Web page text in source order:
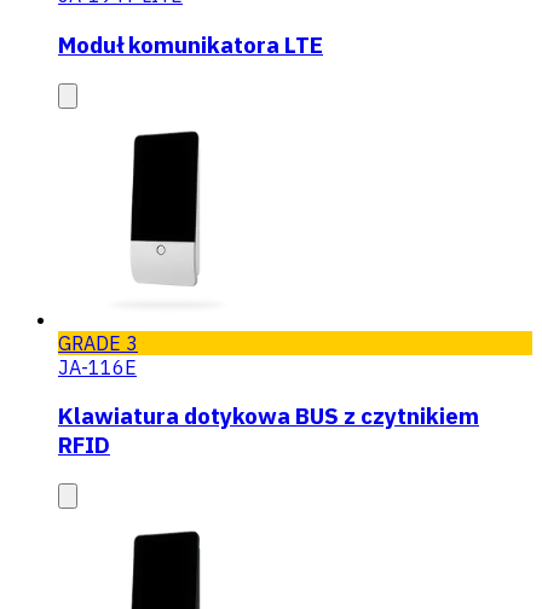
Moduł komunikatora LTE
GRADE 3
JA-116E
Klawiatura dotykowa BUS z czytnikiem
RFID